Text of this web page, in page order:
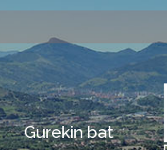
Gurekin bat